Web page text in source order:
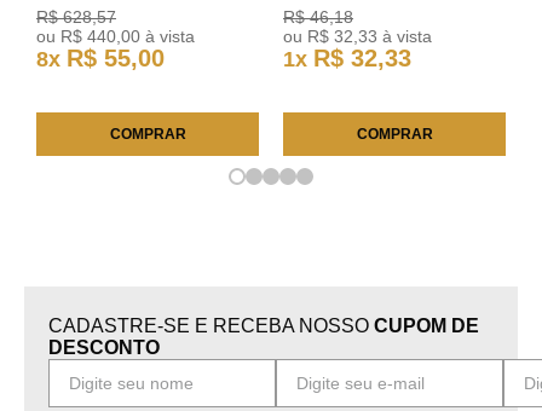
R$ 628,57
ou R$ 440 00 à vista
8x R$ 55,00
COMPRAR
R$ 46,18
ou R$ 32 33 à vista
1x R$ 32,33
COMPRAR
CADASTRE-SE E RECEBA NOSSO CUPOM DE
DESCONTO